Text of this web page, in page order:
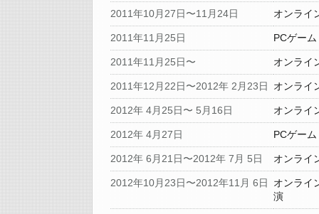
2011年10月27日〜11月24日 オンライ
2011年11月25日 PCゲーム
2011年11月25日〜 オンライ
2011年12月22日〜2012年 2月23日 オンライ
2012年 4月25日〜 5月16日 オンライ
2012年 4月27日 PCゲーム
2012年 6月21日〜2012年 7月 5日 オンライ
2012年10月23日〜2012年11月 6日
オンライ
演